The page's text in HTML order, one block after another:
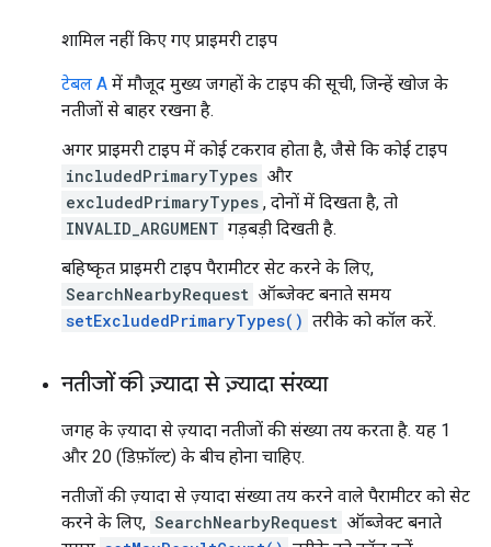
शामिल नहीं किए गए प्राइमरी टाइप
टेबल A में मौजूद मुख्य जगहों के टाइप की सूची, जिन्हें खोज के
नतीजों से बाहर रखना है.
अगर प्राइमरी टाइप में कोई टकराव होता है, जैसे कि कोई टाइप
includedPrimaryTypes और
excludedPrimaryTypes , दोनों में दिखता है, तो
INVALID_ARGUMENT गड़बड़ी दिखती है.
बहिष्कृत प्राइमरी टाइप पैरामीटर सेट करने के लिए,
SearchNearbyRequest ऑब्जेक्ट बनाते समय
setExcludedPrimaryTypes() तरीके को कॉल करें.
नतीजों की ज़्यादा से ज़्यादा संख्या
जगह के ज़्यादा से ज़्यादा नतीजों की संख्या तय करता है. यह 1
और 20 (डिफ़ॉल्ट) के बीच होना चाहिए.
नतीजों की ज़्यादा से ज़्यादा संख्या तय करने वाले पैरामीटर को सेट
करने के लिए, SearchNearbyRequest ऑब्जेक्ट बनाते